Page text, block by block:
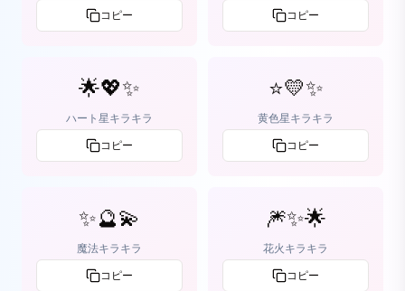
コピー コピー
🌟💖✨
ハート星キラキラ
コピー
⭐💛✨
黄色星キラキラ
コピー
✨🔮💫
魔法キラキラ
コピー
🎆✨🌟
花火キラキラ
コピー